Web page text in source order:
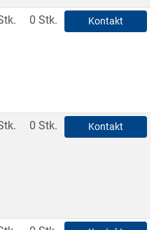
0 Stk. Kontakt
0 Stk. Kontakt